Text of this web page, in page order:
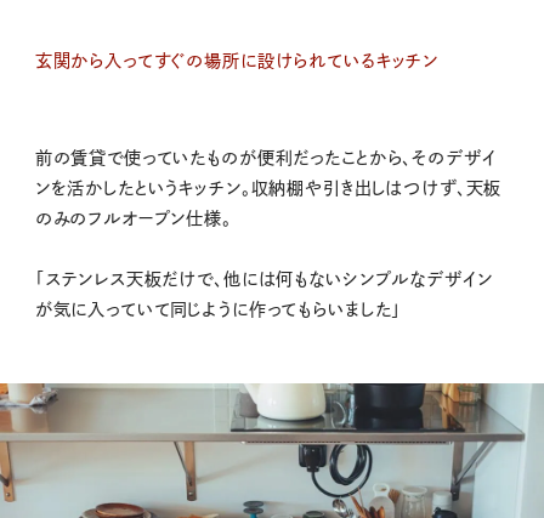
玄関から入ってすぐの場所に設けられているキッチン
前の賃貸で使っていたものが便利だったことから、そのデザイ
ンを活かしたというキッチン。収納棚や引き出しはつけず、天板
のみのフルオープン仕様。
「ステンレス天板だけで、他には何もないシンプルなデザイン
が気に入っていて同じように作ってもらいました」